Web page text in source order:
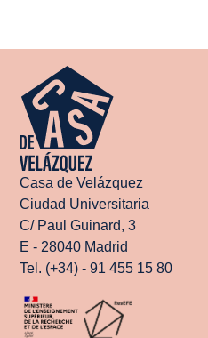
Casa de Velázquez
Ciudad Universitaria
C/ Paul Guinard, 3
E - 28040 Madrid
Tel. (+34) - 91 455 15 80